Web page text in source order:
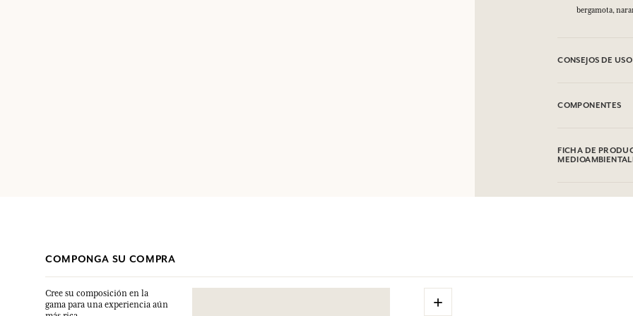
bergamota,
CONSEJOS DE USO
COMPONENTES
Limonene,
lista puede ser
FICHA DE
Por favor,
COMPONGA SU COMPRA
Cree su composición en la
gama para una experiencia aún
+